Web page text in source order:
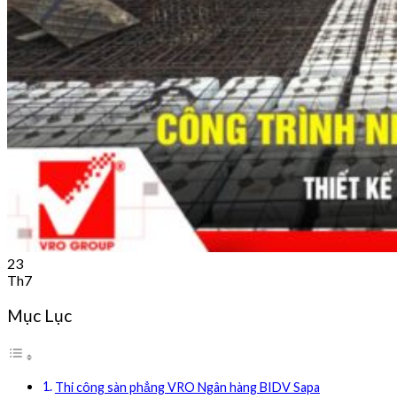
23
Th7
Mục Lục
Thi công sàn phẳng VRO Ngân hàng BIDV Sapa